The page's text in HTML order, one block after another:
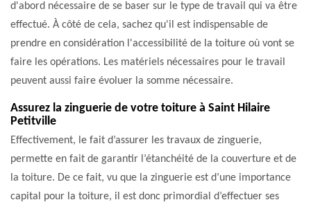
d'abord nécessaire de se baser sur le type de travail qui va être
effectué. À côté de cela, sachez qu'il est indispensable de
prendre en considération l'accessibilité de la toiture où vont se
faire les opérations. Les matériels nécessaires pour le travail
peuvent aussi faire évoluer la somme nécessaire.
Assurez la zinguerie de votre toiture à Saint Hilaire
Petitville
Effectivement, le fait d’assurer les travaux de zinguerie,
permette en fait de garantir l’étanchéité de la couverture et de
la toiture. De ce fait, vu que la zinguerie est d’une importance
capital pour la toiture, il est donc primordial d’effectuer ses